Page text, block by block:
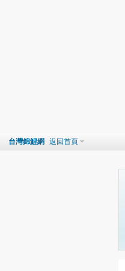
台灣錦鯉網 返回首頁